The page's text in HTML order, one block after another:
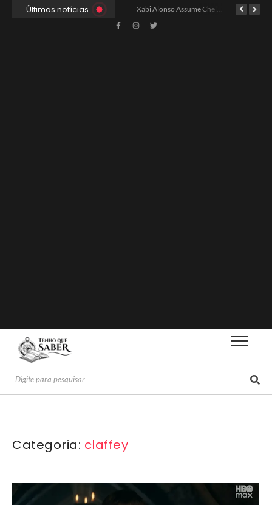
Últimas notícias Xabi Alonso Assume Chelsea: Nova Estratégia Gerencial e Contrato Até 2030
Categoria: claffey